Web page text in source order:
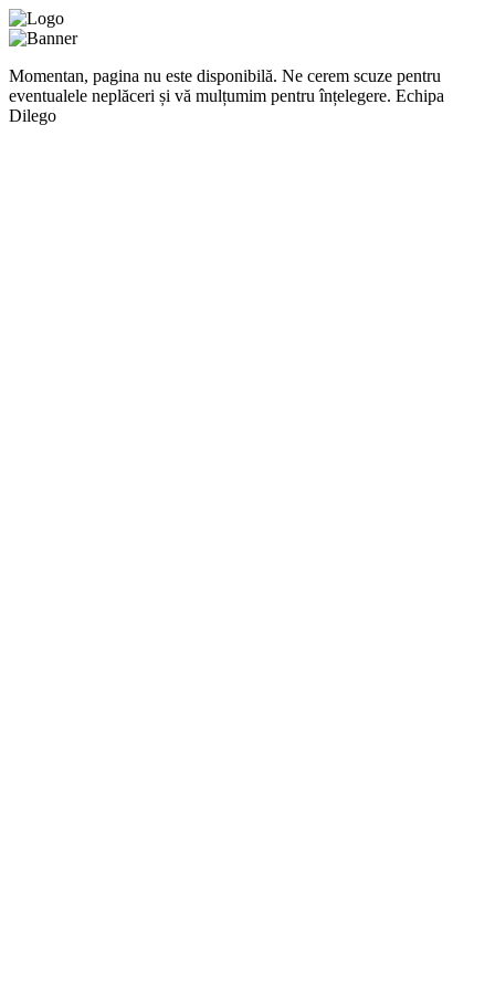
Momentan, pagina nu este disponibilă. Ne cerem scuze pentru
eventualele neplăceri și vă mulțumim pentru înțelegere. Echipa
Dilego